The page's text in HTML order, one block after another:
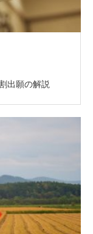
出願の解説